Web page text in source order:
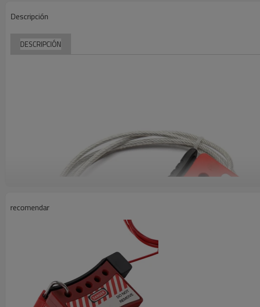
Descripción
DESCRIPCIÓN
recomendar